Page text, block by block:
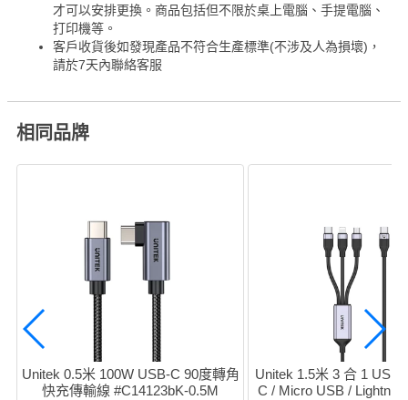
才可以安排更換。商品包括但不限於桌上電腦、手提電腦、
打印機等。
客戶收貨後如發現產品不符合生產標準(不涉及人為損壞)，
請於7天內聯絡客服
相同品牌
Unitek 0.5米 100W USB-C 90度轉角
快充傳輸線 #C14123bK-0.5M
Unitek 1.5米 3 合 1
C / Micro USB /